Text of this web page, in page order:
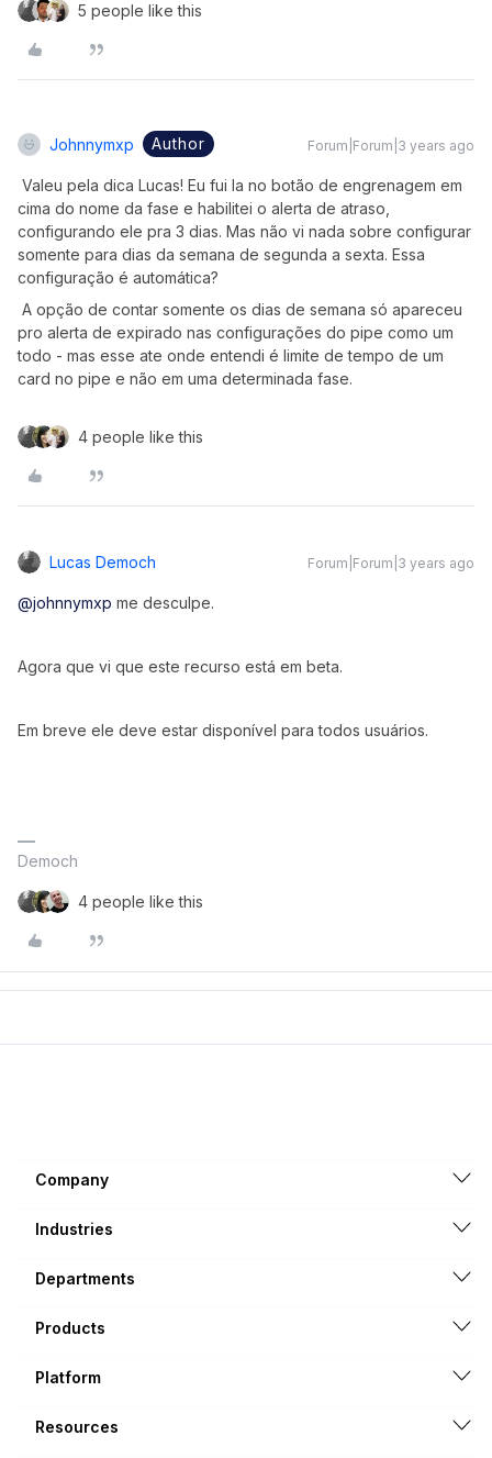
5 people like this
Johnnymxp Author Forum|Forum|3 years ago
Valeu pela dica Lucas! Eu fui la no botão de engrenagem em
cima do nome da fase e habilitei o alerta de atraso,
configurando ele pra 3 dias. Mas não vi nada sobre configurar
somente para dias da semana de segunda a sexta. Essa
configuração é automática?
A opção de contar somente os dias de semana só apareceu
pro alerta de expirado nas configurações do pipe como um
todo - mas esse ate onde entendi é limite de tempo de um
card no pipe e não em uma determinada fase.
4 people like this
Lucas Democh Forum|Forum|3 years ago
@johnnymxp me desculpe.
Agora que vi que este recurso está em beta.
Em breve ele deve estar disponível para todos usuários.
Democh
4 people like this
Company
Industries
Departments
Products
Platform
Resources